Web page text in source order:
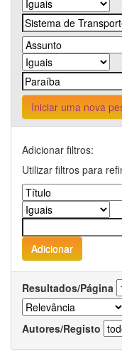
Iniciar uma nova
Adicionar filtros:
Utilizar filtros para
Resultados/Página
Autores/Registo